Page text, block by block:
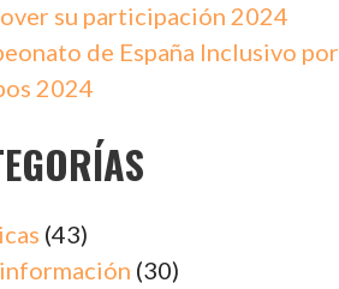
su participación 2024
de España Inclusivo por
2024
(43)
(30)